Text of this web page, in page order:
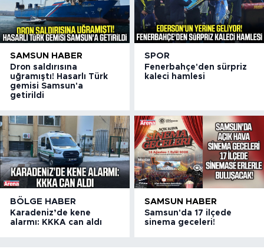
SAMSUN HABER
Dron saldırısına
uğramıştı! Hasarlı Türk
gemisi Samsun'a
getirildi
SPOR
Fenerbahçe'den sürpriz
kaleci hamlesi
BÖLGE HABER
Karadeniz’de kene
alarmı: KKKA can aldı
SAMSUN HABER
Samsun'da 17 ilçede
sinema geceleri!